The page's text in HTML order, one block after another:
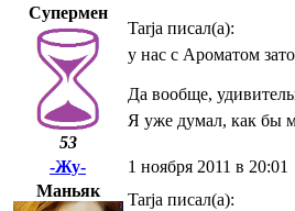
Супермен
53
Tarja писал(а):
у нас с Ароматом
Да вообще,
Я уже думал, как бы
-Жу-
1 ноября 2011 в 20:01
Маньяк
Tarja писал(а):